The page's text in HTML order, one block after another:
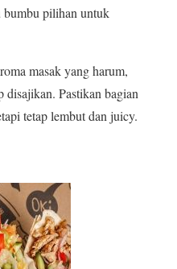
bumbu pilihan untuk
masak yang harum,
disajikan. Pastikan bagian
tetap lembut dan juicy.